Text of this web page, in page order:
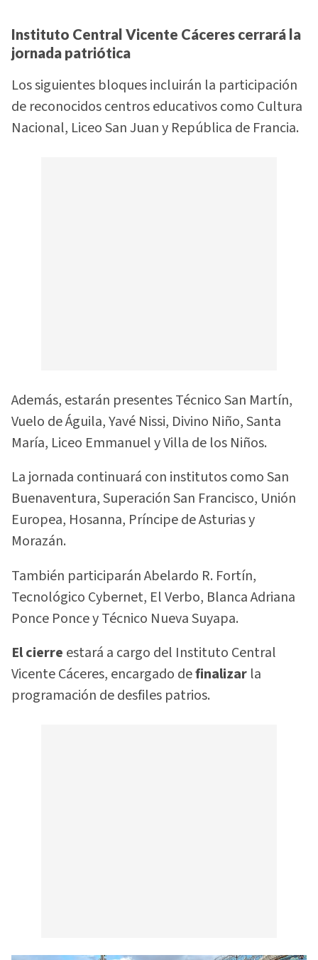
Instituto Central Vicente Cáceres cerrará la
jornada patriótica
Los siguientes bloques incluirán la participación
de reconocidos centros educativos como Cultura
Nacional, Liceo San Juan y República de Francia.
Además, estarán presentes Técnico San Martín,
Vuelo de Águila, Yavé Nissi, Divino Niño, Santa
María, Liceo Emmanuel y Villa de los Niños.
La jornada continuará con institutos como San
Buenaventura, Superación San Francisco, Unión
Europea, Hosanna, Príncipe de Asturias y
Morazán.
También participarán Abelardo R. Fortín,
Tecnológico Cybernet, El Verbo, Blanca Adriana
Ponce Ponce y Técnico Nueva Suyapa.
El cierre estará a cargo del Instituto Central
Vicente Cáceres, encargado definalizar la
programación de desfiles patrios.